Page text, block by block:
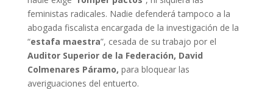
feministas radicales. Nadie defenderá tampoco a la
abogada fiscalista encargada de la investigación de la
“estafa maestra”, cesada de su trabajo por el
Auditor Superior de la Federación, David
Colmenares Páramo, para bloquear las
averiguaciones del entuerto.